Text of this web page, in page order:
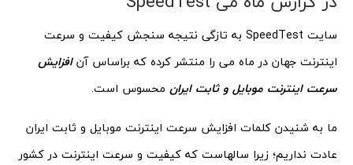
سایت SpeedTest به تازگی نتیجه سنجش کیفیت و سرعت
اینترنت جهان در ماه می را منتشر کرده که براساس آنافزایش
سرعت اینترنت موبایل و ثابت ایران محسوس است.
ما به شنیدن کلمات افزایش سرعت اینترنت موبایل و ثابت ایران
عادت نداریم؛ زیرا سالهاست که کیفیت و سرعت اینترنت در کشور